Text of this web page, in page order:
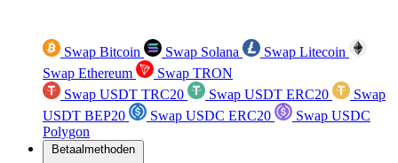
Swap Bitcoin Swap Solana
Swap Litecoin
Swap Ethereum
Swap TRON
Swap USDT TRC20
Swap USDT ERC20
Swap
USDT BEP20
Swap USDC ERC20
Swap USDC
Polygon
Betaalmethoden